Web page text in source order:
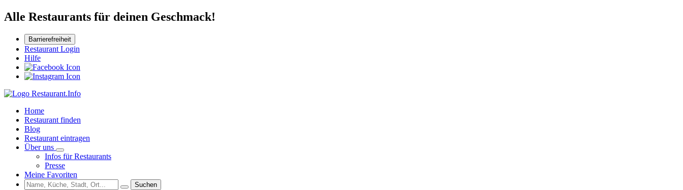
Alle Restaurants für deinen Geschmack!
Barrierefreiheit
Restaurant Login
Hilfe
Home
Restaurant finden
Blog
Restaurant eintragen
Über uns
Infos für Restaurants
Presse
Meine Favoriten
Suchen